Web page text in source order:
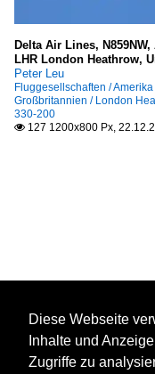
Delta Air Lines,
LHR London Heathrow,
Peter Leu
Fluggesellschaften /
Großbritannien / London
330-200
 127 1200x800 Px,
Diese Webseite
Inhalte und
Zugriffe zu